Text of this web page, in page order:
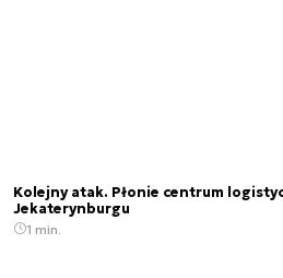
Kolejny atak. Płonie centrum
Jekaterynburgu
1 min.